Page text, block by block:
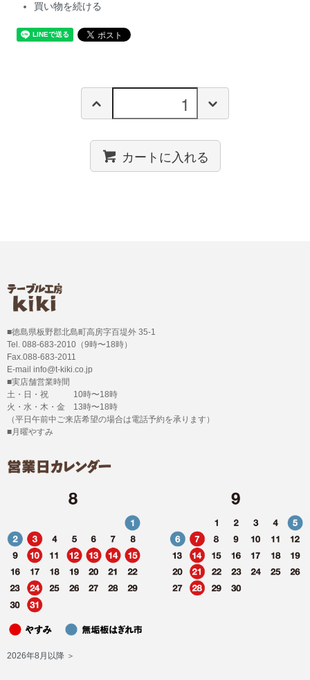
買い物を続ける
カートに入れる
■徳島県板野郡北島町高房字百堤外 35-1
Tel. 088-683-2010（9時〜18時）
Fax.088-683-2011
E-mail info@t-kiki.co.jp
■実店舗営業時間
土・日・祝 10時〜18時
火・水・木・金 13時〜18時
（平日午前中ご来店希望の場合は電話予約を承ります）
■月曜やすみ
2026年8月以降 ＞